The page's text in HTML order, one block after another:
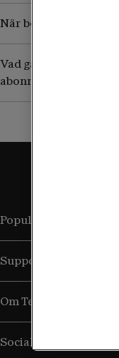
När börjar jag betala
Vad gäller utomlands
abonnemang?
Populära sidor
Support
Om Tele2
Sociala medier